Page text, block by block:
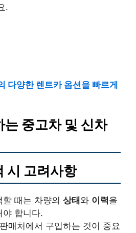
.
다양한 렌트카 옵션을 빠르게
는 중고차 및 신차
시 고려사항
때는 차량의 상태 와 이력을
야 합니다.
매처에서 구입하는 것이 중요